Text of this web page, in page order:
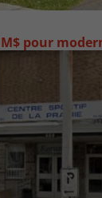
pour